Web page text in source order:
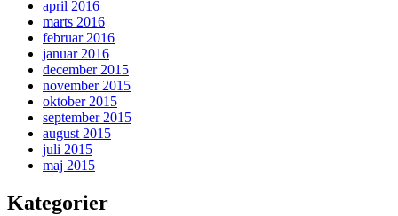
april 2016
marts 2016
februar 2016
januar 2016
december 2015
november 2015
oktober 2015
september 2015
august 2015
juli 2015
maj 2015
Kategorier